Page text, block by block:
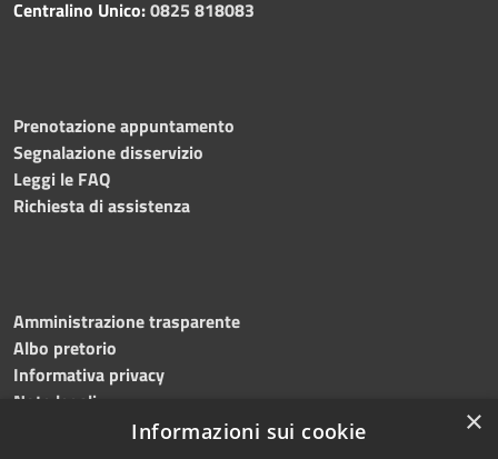
Centralino Unico:0825 818083
Prenotazione appuntamento
Segnalazione disservizio
Leggi le FAQ
Richiesta di assistenza
Amministrazione trasparente
Albo pretorio
Informativa privacy
Note legali
Dichiarazione di accessibilità
×
Informazioni sui cookie